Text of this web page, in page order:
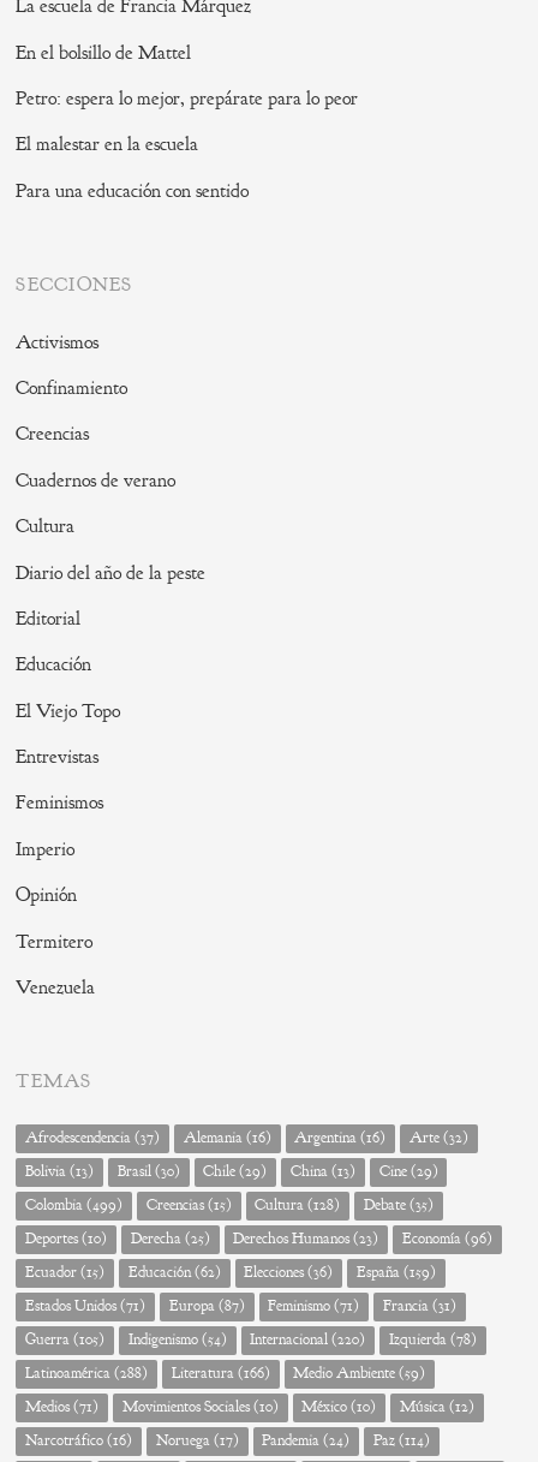
La escuela de Francia Márquez
En el bolsillo de Mattel
Petro: espera lo mejor, prepárate para lo peor
El malestar en la escuela
Para una educación con sentido
SECCIONES
Activismos
Confinamiento
Creencias
Cuadernos de verano
Cultura
Diario del año de la peste
Editorial
Educación
El Viejo Topo
Entrevistas
Feminismos
Imperio
Opinión
Termitero
Venezuela
TEMAS
Afrodescendencia(37) Alemania(16) Argentina(16) Arte(32)
Bolivia(13) Brasil(30) Chile(29) China(13) Cine(29)
Colombia(499) Creencias(15) Cultura(128) Debate(35)
Deportes(10) Derecha(25) Derechos Humanos(23) Economía(96)
Ecuador(15) Educación(62) Elecciones(36) España(159)
Estados Unidos(71) Europa(87) Feminismo(71) Francia(31)
Guerra(105) Indigenismo(54) Internacional(220) Izquierda(78)
Latinoamérica(288) Literatura(166) Medio Ambiente(59)
Medios(71) Movimientos Sociales(10) México(10) Música(12)
Narcotráfico(16) Noruega(17) Pandemia(24) Paz(114)